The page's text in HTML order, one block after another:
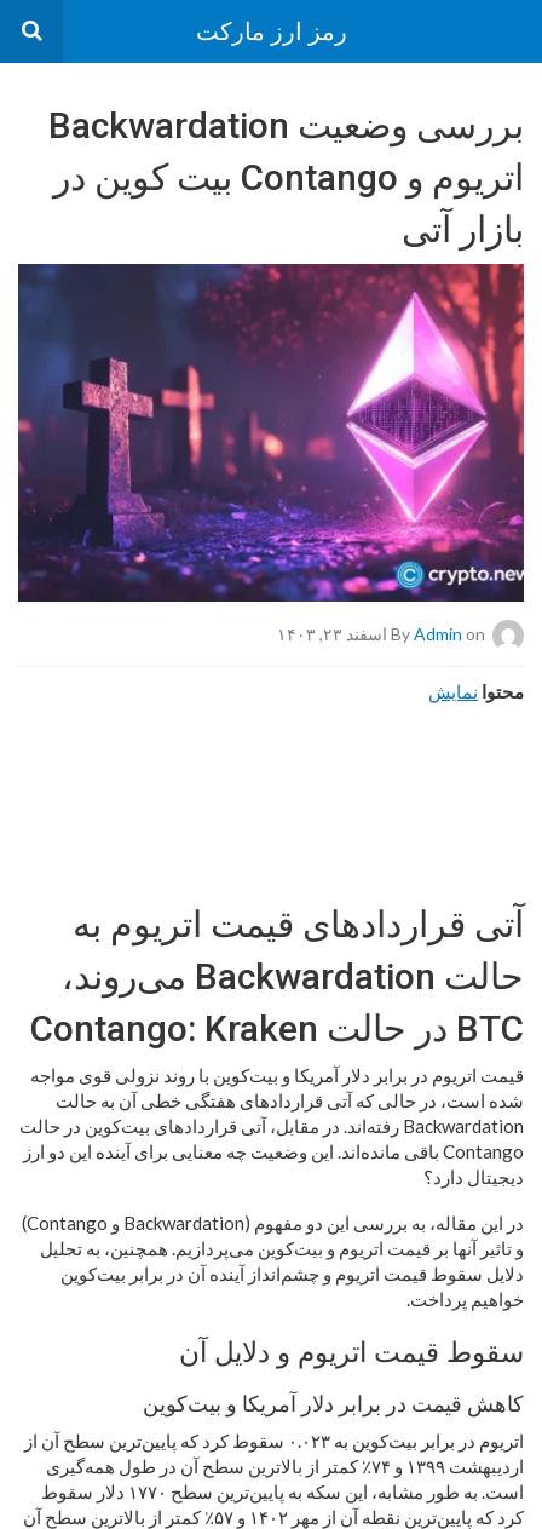
رمز ارز مارکت
بررسی وضعیت Backwardation
اتریوم و Contango بیت کوین در
بازار آتی
By Admin on اسفند ۲۳, ۱۴۰۳
محتوا نمایش
آتی قراردادهای قیمت اتریوم به
حالت Backwardation می‌روند،
BTC در حالت Contango: Kraken
قیمت اتریوم در برابر دلار آمریکا و بیت‌کوین با روند نزولی قوی مواجه
شده است، در حالی که آتی قراردادهای هفتگی خطی آن به حالت
Backwardation رفته‌اند. در مقابل، آتی قراردادهای بیت‌کوین در حالت
Contango باقی مانده‌اند. این وضعیت چه معنایی برای آینده این دو ارز
دیجیتال دارد؟
در این مقاله، به بررسی این دو مفهوم (Backwardation و Contango)
و تاثیر آنها بر قیمت اتریوم و بیت‌کوین می‌پردازیم. همچنین، به تحلیل
دلایل سقوط قیمت اتریوم و چشم‌انداز آینده آن در برابر بیت‌کوین
خواهیم پرداخت.
سقوط قیمت اتریوم و دلایل آن
کاهش قیمت در برابر دلار آمریکا و بیت‌کوین
اتریوم در برابر بیت‌کوین به ۰.۰۲۳ سقوط کرد که پایین‌ترین سطح آن از
اردیبهشت ۱۳۹۹ و ۷۴٪ کمتر از بالاترین سطح آن در طول همه‌گیری
است. به طور مشابه، این سکه به پایین‌ترین سطح ۱۷۷۰ دلار سقوط
کرد که پایین‌ترین نقطه آن از مهر ۱۴۰۲ و ۵۷٪ کمتر از بالاترین سطح آن